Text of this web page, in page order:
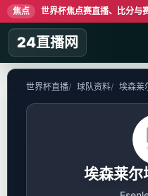
焦点 世界杯焦点赛直播、比分与
24直播网
世界杯直播 球队资料 埃森莱
埃森莱尔